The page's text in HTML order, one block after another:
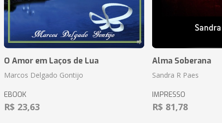
O Amor em Laços de Lua
Marcos Delgado Gontijo
EBOOK
R$ 23,63
Alma Soberana
Sandra R Paes
IMPRESSO
R$ 81,78